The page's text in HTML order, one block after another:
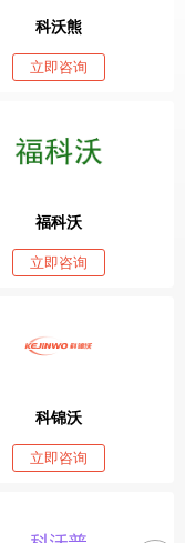
科沃熊
立即咨询
福科沃
立即咨询
科锦沃
立即咨询